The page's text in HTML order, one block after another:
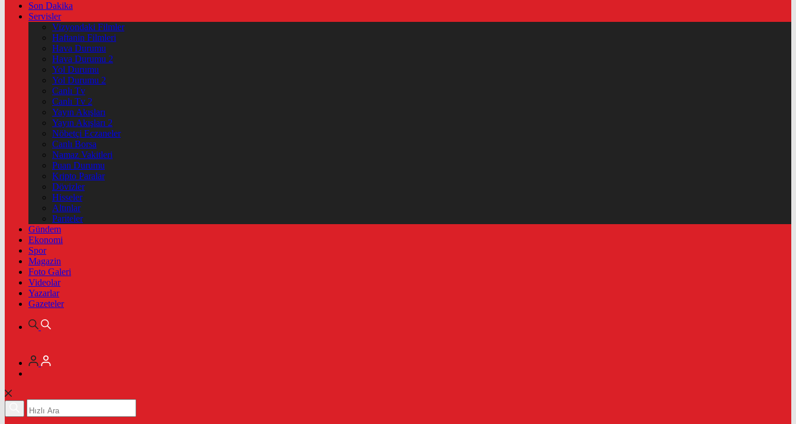
Son Dakika
Servisler
Vizyondaki Filmler
Haftanin Filmleri
Hava Durumu
Hava Durumu 2
Yol Durumu
Yol Durumu 2
Canlı Tv
Canlı Tv 2
Yayın Akışları
Yayın Akışları 2
Nöbetçi Eczaneler
Canlı Borsa
Namaz Vakitleri
Puan Durumu
Kripto Paralar
Dövizler
Hisseler
Altınlar
Pariteler
Gündem
Ekonomi
Spor
Magazin
Foto Galeri
Videolar
Yazarlar
Gazeteler